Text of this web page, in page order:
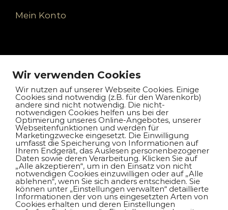
Mein Konto
Kontakt
Impressum
Datenschutz
Auswahl unserer Modelle
Wir verwenden Cookies
Wir nutzen auf unserer Webseite Cookies. Einige
Cookies sind notwendig (z.B. für den Warenkorb)
andere sind nicht notwendig. Die nicht-
notwendigen Cookies helfen uns bei der
Optimierung unseres Online-Angebotes, unserer
Webseitenfunktionen und werden für
Marketingzwecke eingesetzt. Die Einwilligung
umfasst die Speicherung von Informationen auf
Ihrem Endgerät, das Auslesen personenbezogener
Daten sowie deren Verarbeitung. Klicken Sie auf
„Alle akzeptieren“, um in den Einsatz von nicht
notwendigen Cookies einzuwilligen oder auf „Alle
ablehnen“, wenn Sie sich anders entscheiden. Sie
können unter „Einstellungen verwalten“ detaillierte
Informationen der von uns eingesetzten Arten von
Cookies erhalten und deren Einstellungen